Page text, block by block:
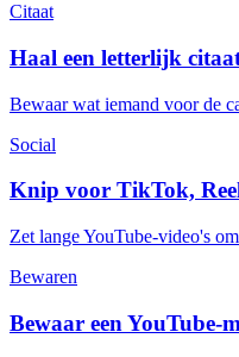
Citaat
Haal een letterlijk
Bewaar wat iemand voor de
Social
Knip voor TikTok,
Zet lange YouTube-video's
Bewaren
Bewaar een YouTube-